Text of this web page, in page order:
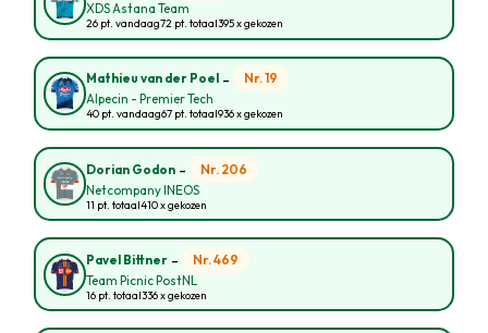
XDS Astana Team
26 pt. vandaag72 pt. totaal395 x gekozen
Mathieu van der Poel - Nr. 19
Alpecin - Premier Tech
40 pt. vandaag67 pt. totaal936 x gekozen
Dorian Godon - Nr. 206
Netcompany INEOS
11 pt. totaal410 x gekozen
Pavel Bittner - Nr. 469
Team Picnic PostNL
16 pt. totaal336 x gekozen